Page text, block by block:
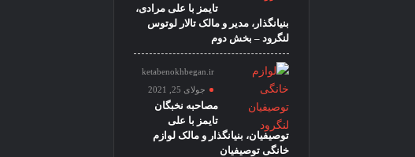
تایمز با علی مرادی،
بنیانگذار، مدیر و مالک تالار لوتوس
لنگرود – بخش دوم
ketabenokhbegan.ir
جولای 25, 2021
مصاحبه نخبگان
تایمز با علی
توصیفیان، بنیانگذار و مالک لوازم
خانگی توصیفیان